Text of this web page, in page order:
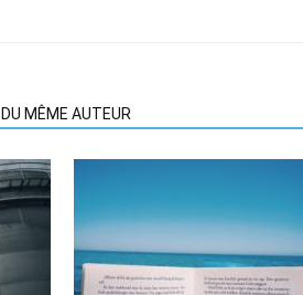
DU MÊME AUTEUR